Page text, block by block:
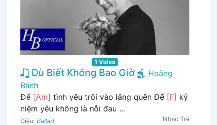
1 Video
Dù Biết Không Bao Giờ
Hoàng
Bách
Để [Am] tình yêu trôi vào lãng quên Để [F] kỷ
niệm yêu không là nỗi đau ...
Điệu: Ballad Nhạc Trẻ